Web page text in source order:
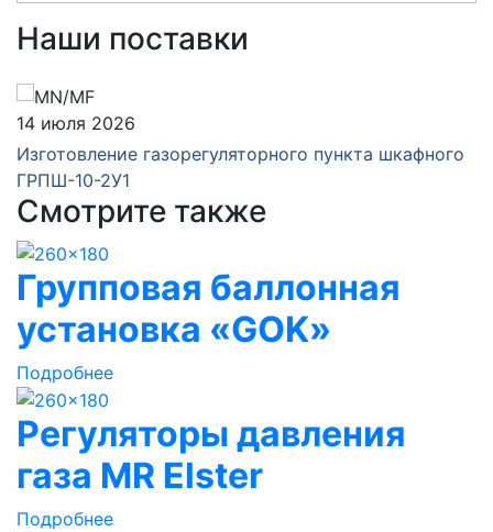
Наши поставки
14 июля 2026
Изготовление газорегуляторного пункта шкафного
ГРПШ-10-2У1
Смотрите также
Групповая баллонная
установка «GOK»
Подробнее
Регуляторы давления
газа MR Elster
Подробнее